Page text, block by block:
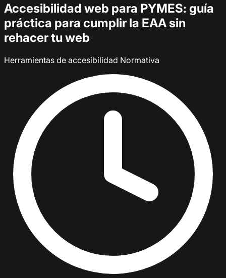
Accesibilidad web para PYMES: guía
práctica para cumplir la EAA sin
rehacer tu web
Herramientas de accesibilidad Normativa